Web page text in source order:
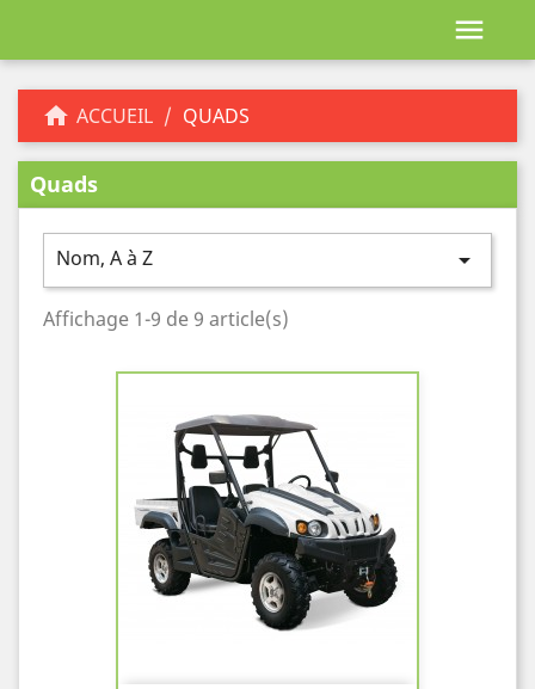

 ACCUEIL QUADS
Quads
Nom, A à Z 
Affichage 1-9 de 9 article(s)